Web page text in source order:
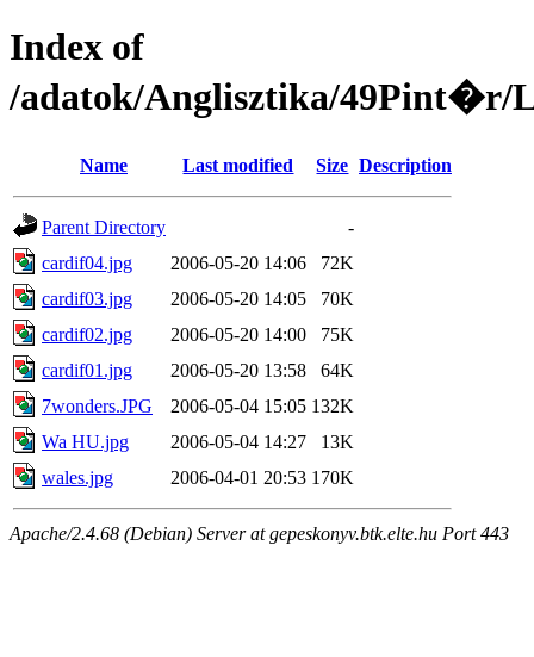
Index of
/adatok/Anglisztika/49Pint�r/
Name Last modified Size Description
Parent Directory
-
cardif04.jpg
2006-05-20 14:06
72K
cardif03.jpg
2006-05-20 14:05
70K
cardif02.jpg
2006-05-20 14:00
75K
cardif01.jpg
2006-05-20 13:58
64K
7wonders.JPG
2006-05-04 15:05 132K
Wa HU.jpg
2006-05-04 14:27
13K
wales.jpg
2006-04-01 20:53 170K
Apache/2.4.68 (Debian) Server at gepeskonyv.btk.elte.hu Port 443